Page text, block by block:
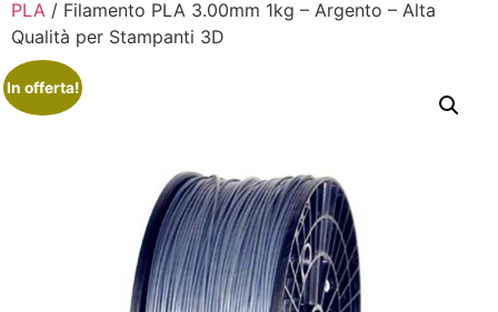
PLA / Filamento PLA 3.00mm 1kg – Argento – Alta
Qualità per Stampanti 3D
In offerta!